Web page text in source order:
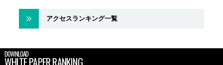
アクセスランキング一覧
DOWNLOAD
WHITE PAPER RANKING